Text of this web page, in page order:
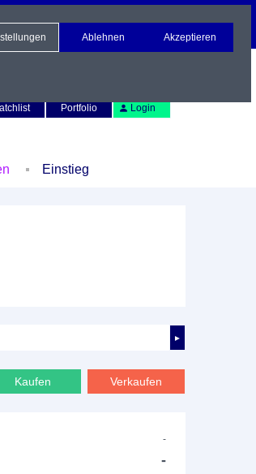
Portfolio Login
Einstieg
►
Kaufen Verkaufen
-
-
Ablehnen Akzeptieren